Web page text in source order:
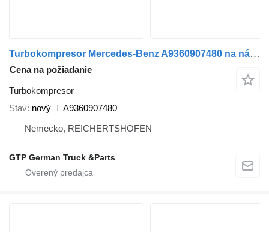
Turbokompresor Mercedes-Benz A9360907480 na nákladného auta Mercedes-Benz Atego LKW
Cena na požiadanie
Turbokompresor
Stav nový
A9360907480
Nemecko, REICHERTSHOFEN
GTP German Truck &Parts